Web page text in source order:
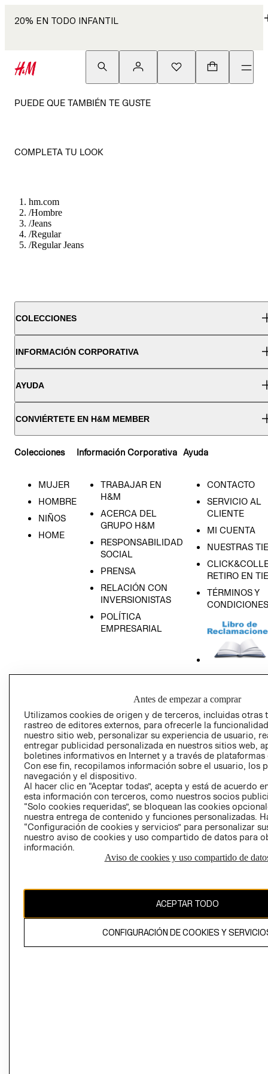
20% EN TODO INFANTIL
PUEDE QUE TAMBIÉN TE GUSTE
COMPLETA TU LOOK
hm.com
/Hombre
/Jeans
/Regular
/Regular Jeans
COLECCIONES
INFORMACIÓN CORPORATIVA
AYUDA
CONVIÉRTETE EN H&M MEMBER
Colecciones
MUJER
HOMBRE
NIÑOS
HOME
Información Corporativa
TRABAJAR EN
H&M
ACERCA DEL
GRUPO H&M
RESPONSABILIDAD
SOCIAL
PRENSA
RELACIÓN CON
INVERSIONISTAS
POLÍTICA
EMPRESARIAL
Ayuda
CONTACTO
SERVICIO AL
CLIENTE
MI CUENTA
NUESTRAS
RETIRO EN
TÉRMINOS Y
CONDICIONES
PRIVACIDAD
GIFT CARD
AVISO DE
Perú (S/)
CAMBIAR REGIÓN
El contenido de esta página web está protegido por copyright y es
Antes de empezar a comprar
Utilizamos cookies de origen y de terceros, incluidas otras
rastreo de editores externos, para ofrecerle la
nuestro sitio web, personalizar su experiencia de usuario,
entregar publicidad personalizada en nuestros sitios web,
boletines informativos en Internet y a través de plataformas
Con ese fin, recopilamos información sobre el usuario, los
navegación y el dispositivo.
Al hacer clic en “Aceptar todas”, acepta y está de acuerdo
esta información con terceros, como nuestros socios
“Solo cookies requeridas”, se bloquean las cookies
nuestra entrega de contenido y funciones personalizadas.
“Configuración de cookies y servicios” para personalizar
nuestro aviso de cookies y uso compartido de datos para
información.
Aviso de cookies y uso compartido de
ACEPTAR TODO
CONFIGURACIÓN DE COOKIES Y